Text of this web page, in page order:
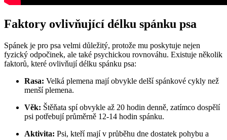
Faktory ovlivňující délku spánku psa
Spánek je pro psa velmi důležitý, protože mu poskytuje nejen
fyzický odpočinek, ale také psychickou rovnováhu. Existuje několik
faktorů, které ovlivňují délku spánku psa:
Rasa: Velká plemena mají obvykle delší spánkové cykly než
menší plemena.
Věk: Štěňata spí obvykle až 20 hodin denně, zatímco dospělí
psi potřebují průměrně 12-14 hodin spánku.
Aktivita: Psi, kteří mají v průběhu dne dostatek pohybu a